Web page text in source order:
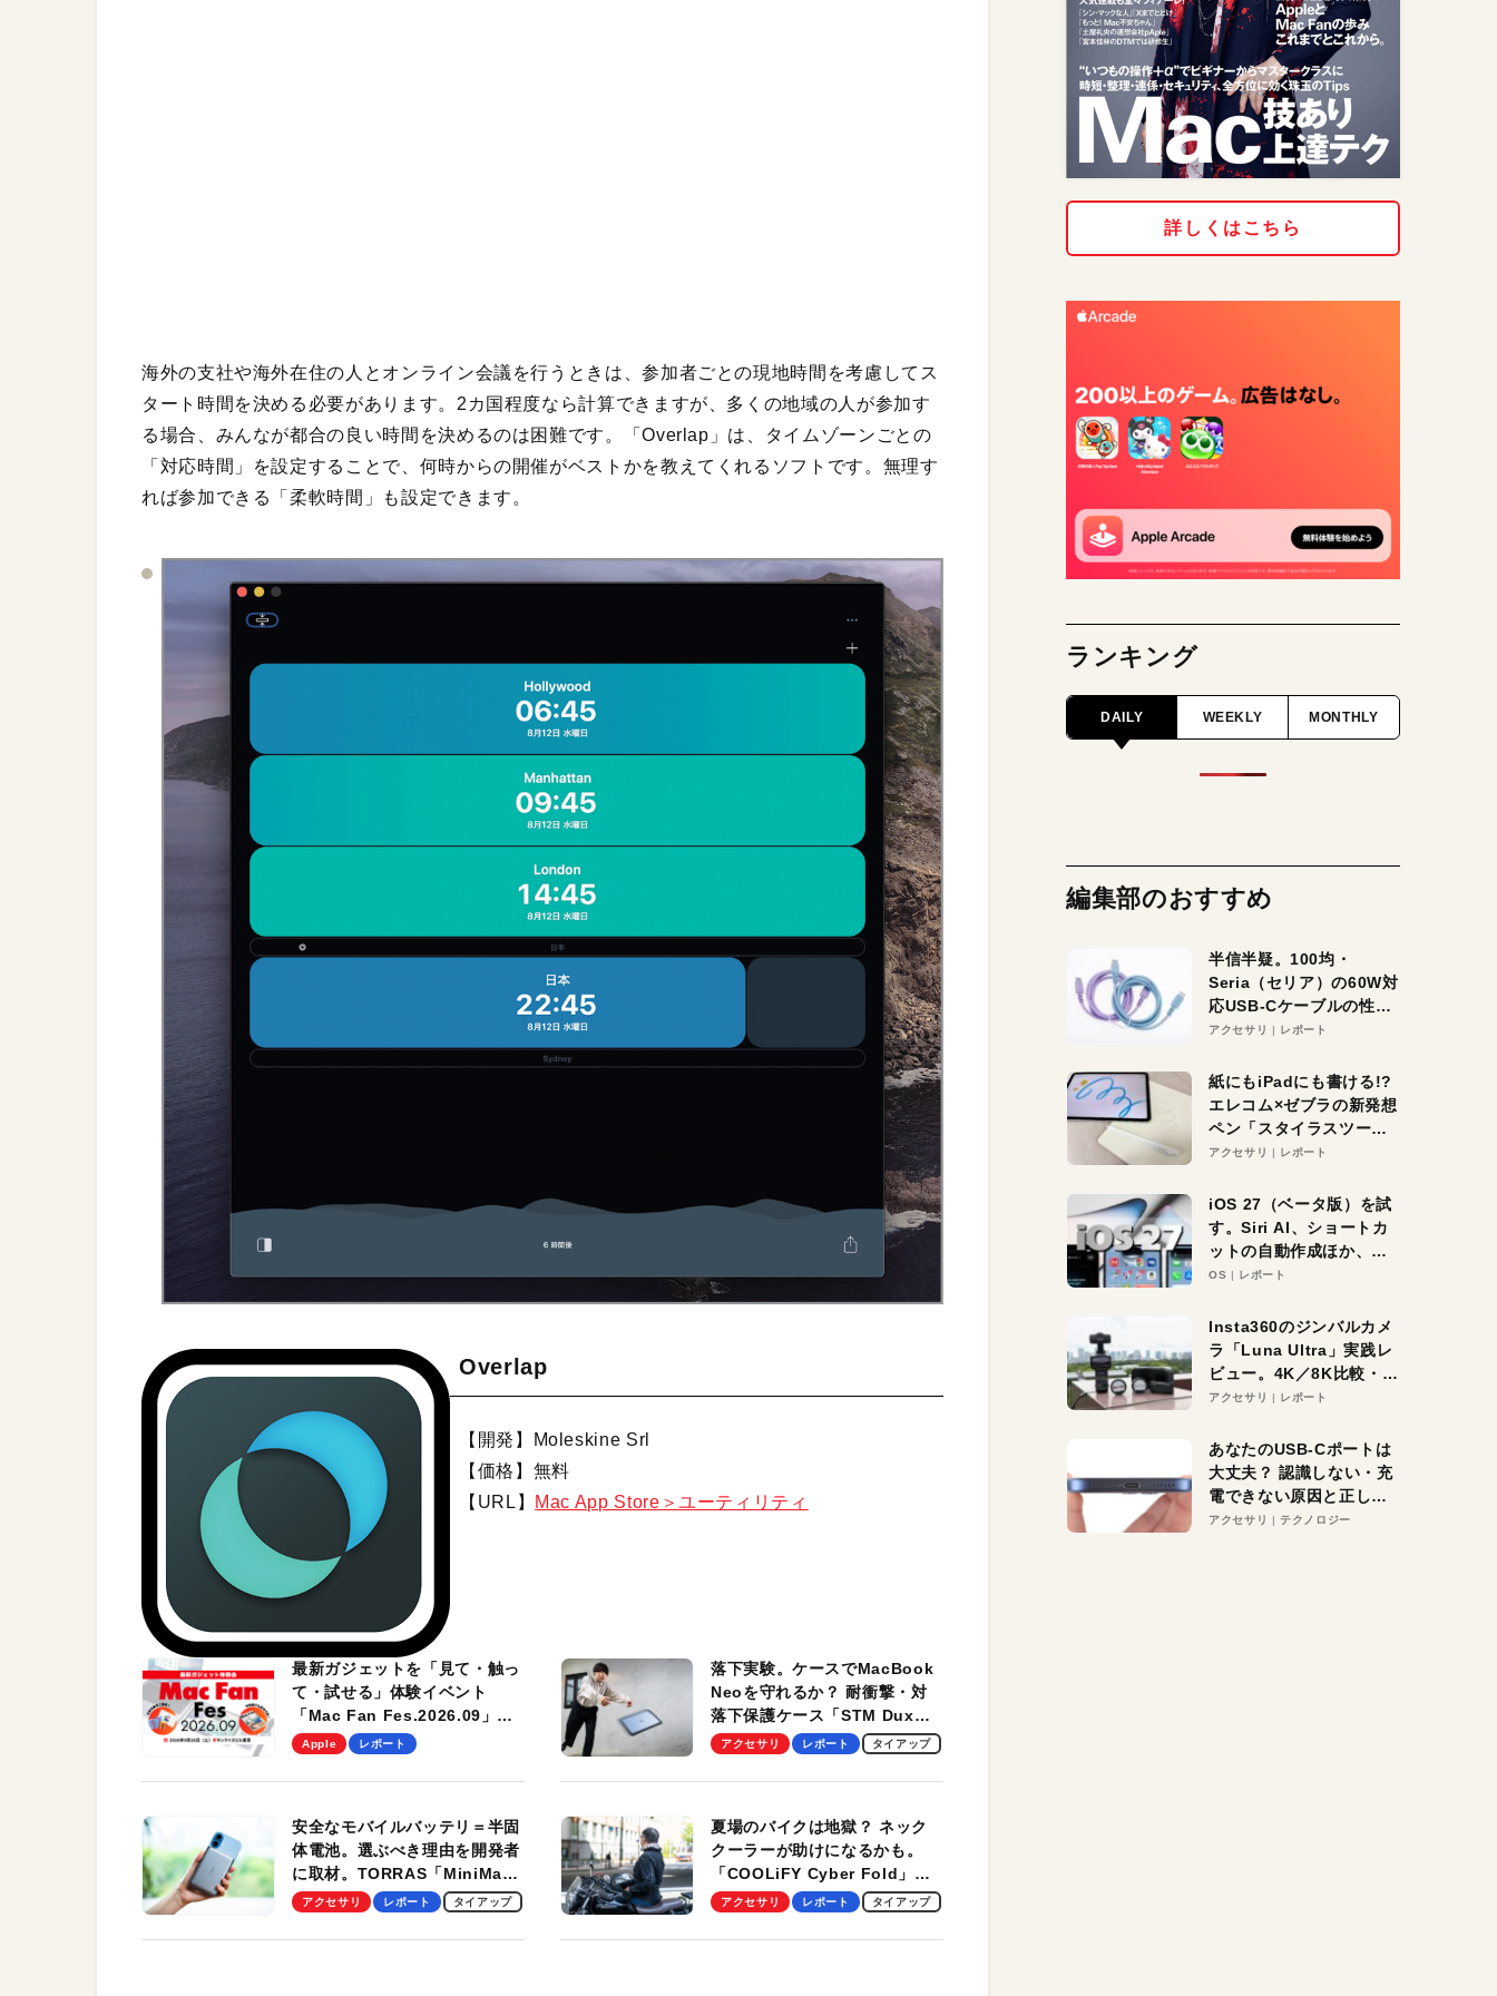
海外の支社や海外在住の人とオンライン会議を行うときは、参加者ごとの現地時間を考慮してス
タート時間を決める必要があります。2カ国程度なら計算できますが、多くの地域の人が参加す
る場合、みんなが都合の良い時間を決めるのは困難です。「Overlap」は、タイムゾーンごとの
「対応時間」を設定することで、何時からの開催がベストかを教えてくれるソフトです。無理す
れば参加できる「柔軟時間」も設定できます。
Overlap
【開発】Moleskine Srl
【価格】無料
【URL】
Mac App Store＞ユーティリティ
最新ガジェットを「見て・触っ
て・試せる」体験イベント
「Mac Fan Fes.2026.09」
を、9月26日（土）に開催しま
Apple レポート
落下実験。ケースでMacBook
Neoを守れるか？ 耐衝撃・対
落下保護ケース「STM Dux
Ultra」を検証。学生、ビジネ
適！
アクセサリ レポート タイアップ
安全なモバイルバッテリ＝半固
体電池。選ぶべき理由を開発者
に取材。TORRAS「MiniMag
Pro」の実機レビューも
アクセサリ レポート タイアップ
夏場のバイクは地獄？ ネック
クーラーが助けになるかも。
「COOLiFY Cyber Fold」レ
ビュー。冷却の速さ、密着する
性がグッド！
アクセサリ レポート タイアップ
詳しくはこちら
ランキング
DAILY WEEKLY MONTHLY
編集部のおすすめ
半信半疑。100均・
Seria（セリア）の60W対
応USB-Cケーブルの性能
を検証。超コスパの1本を
アクセサリ レポート
紙にもiPadにも書ける!?
エレコム×ゼブラの新発想
ペン「スタイラスツーウ
ェイ」レビュー。持ち替
アクセサリ レポート
iOS 27（ベータ版）を試
す。Siri AI、ショートカ
ットの自動作成ほか、期
待大の便利機能5選。
る未来はすぐそこ！
OS レポート
Insta360のジンバルカメ
ラ「Luna Ultra」実践レ
ビュー。4K／8K比較・ズ
ーム・夜間撮影をチェッ
アクセサリ レポート
あなたのUSB-Cポートは
大丈夫？ 認識しない・充
電できない原因と正しい
対策
アクセサリ テクノロジー